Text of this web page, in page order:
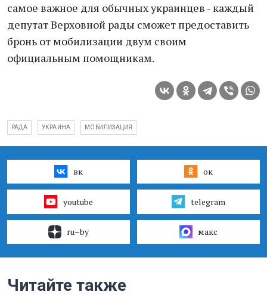
самое важное для обычных украинцев - каждый
депутат Верховной рады сможет предоставить
бронь от мобилизации двум своим
официальным помощникам.
РАДА УКРАИНА МОБИЛИЗАЦИЯ
вк ок
youtube telegram
ru–by макс
Читайте также